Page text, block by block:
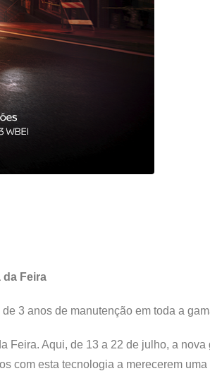
da Feira
3 anos de manutenção em toda a
Feira. Aqui, de 13 a 22 de julho, a nova
com esta tecnologia a merecerem